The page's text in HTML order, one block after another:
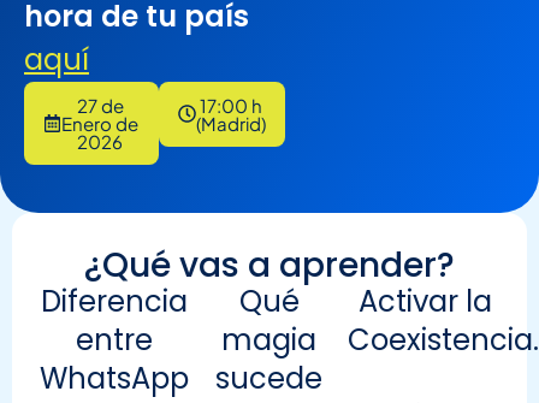
hora de tu país
aquí
27 de
Enero de
2026
17:00 h
(Madrid)
¿Qué vas a aprender?
Diferencia
entre
WhatsApp
Qué
magia
sucede
Activar la
Coexistencia.